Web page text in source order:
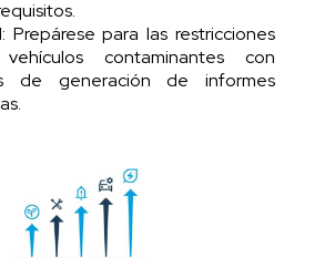
Prepárese para las restricciones
contaminantes con
de generación de informes